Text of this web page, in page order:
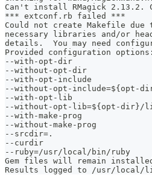
Can't install RMagick 2.13.2.
*** extconf.rb failed ***
Could not create Makefile due
necessary libraries and/or
details.  You may need
Provided configuration options:
--with-opt-dir
--without-opt-dir
--with-opt-include
--without-opt-include=${opt-
--with-opt-lib
--without-opt-lib=${opt-dir}/
--with-make-prog
--without-make-prog
--srcdir=.
--curdir
--ruby=/usr/local/bin/ruby
Gem files will remain
Results logged to /usr/local/lib/